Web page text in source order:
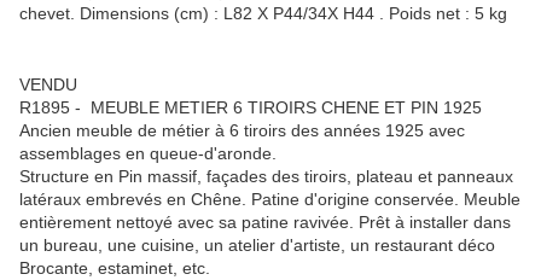
chevet. Dimensions (cm) : L82 X P44/34X H44 . Poids net : 5 kg
VENDU
R1895 - MEUBLE METIER 6 TIROIRS CHENE ET PIN 1925
Ancien meuble de métier à 6 tiroirs des années 1925 avec
assemblages en queue-d'aronde.
Structure en Pin massif, façades des tiroirs, plateau et panneaux
latéraux embrevés en Chêne. Patine d'origine conservée. Meuble
entièrement nettoyé avec sa patine ravivée. Prêt à installer dans
un bureau, une cuisine, un atelier d'artiste, un restaurant déco
Brocante, estaminet, etc.